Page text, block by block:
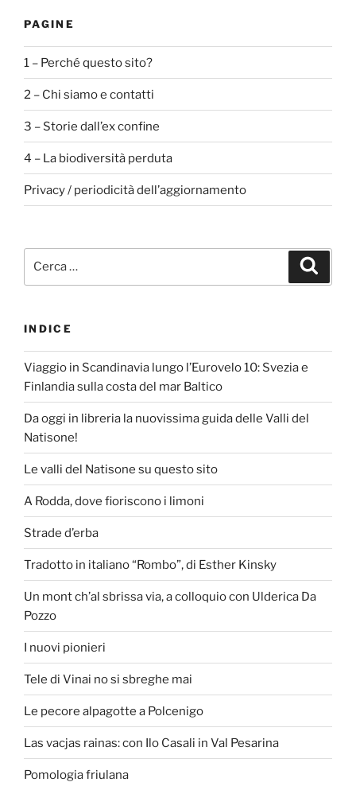
PAGINE
1 – Perché questo sito?
2 – Chi siamo e contatti
3 – Storie dall’ex confine
4 – La biodiversità perduta
Privacy / periodicità dell’aggiornamento
INDICE
Viaggio in Scandinavia lungo l’Eurovelo 10: Svezia e
Finlandia sulla costa del mar Baltico
Da oggi in libreria la nuovissima guida delle Valli del
Natisone!
Le valli del Natisone su questo sito
A Rodda, dove fioriscono i limoni
Strade d’erba
Tradotto in italiano “Rombo”, di Esther Kinsky
Un mont ch’al sbrissa via, a colloquio con Ulderica Da
Pozzo
I nuovi pionieri
Tele di Vinai no si sbreghe mai
Le pecore alpagotte a Polcenigo
Las vacjas rainas: con Ilo Casali in Val Pesarina
Pomologia friulana